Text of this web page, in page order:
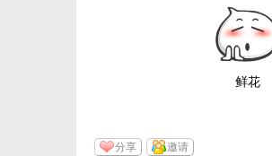
鲜花
分享 邀请